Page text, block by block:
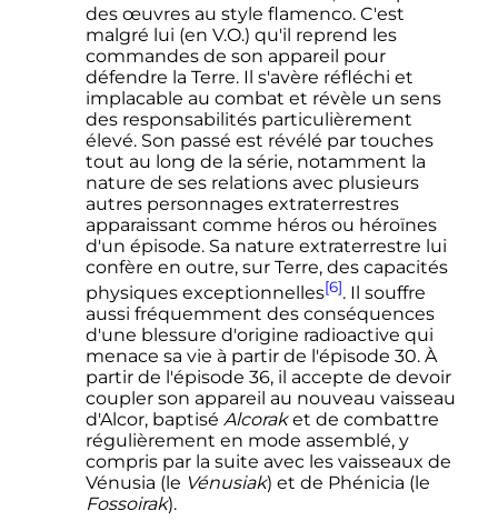
des œuvres au style flamenco. C'est
malgré lui (en V.O.) qu'il reprend les
commandes de son appareil pour
défendre la Terre. Il s'avère réfléchi et
implacable au combat et révèle un sens
des responsabilités particulièrement
élevé. Son passé est révélé par touches
tout au long de la série, notamment la
nature de ses relations avec plusieurs
autres personnages extraterrestres
apparaissant comme héros ou héroïnes
d'un épisode. Sa nature extraterrestre lui
confère en outre, sur Terre, des capacités
physiques exceptionnelles[6]. Il souffre
aussi fréquemment des conséquences
d'une blessure d'origine radioactive qui
menace sa vie à partir de l'épisode 30. À
partir de l'épisode 36, il accepte de devoir
coupler son appareil au nouveau vaisseau
d'Alcor, baptisé Alcoraket de combattre
régulièrement en mode assemblé, y
compris par la suite avec les vaisseaux de
Vénusia (le Vénusiak) et de Phénicia (le
Fossoirak).